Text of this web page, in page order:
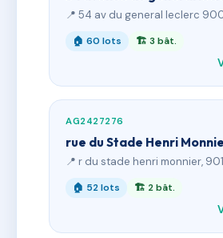
📍 54 av du general leclerc
🏠 60 lots 🏗 3 bât.
AG2427276
rue du Stade Henri
📍 r du stade henri monnier,
🏠 52 lots 🏗 2 bât.